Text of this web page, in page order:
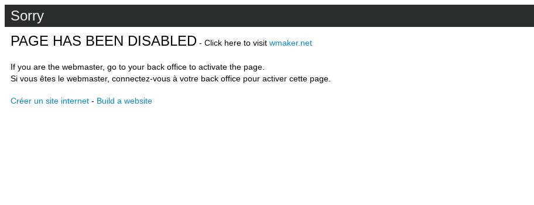
Sorry
PAGE HAS BEEN DISABLED - Click here to visit wmaker.net
If you are the webmaster, go to your back office to activate the page.
Si vous êtes le webmaster, connectez-vous à votre back office pour activer cette page.
Créer un site internet - Build a website